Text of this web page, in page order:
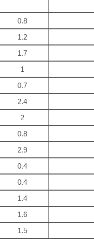
0.8
1.2
1.7
1
0.7
2.4
2
0.8
2.9
0.4
0.4
1.4
1.6
1.5